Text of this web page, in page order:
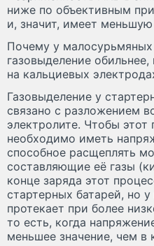
ниже по объективным
и, значит, имеет
Почему у
газовыделение
на кальциевых
Газовыделение у
связано с разложением
электролите. Чтобы этот
необходимо иметь
способное расщеплять
составляющие её газы
конце заряда этот
стартерных батарей, но
протекает при более
то есть, когда
меньшее значение, чем в